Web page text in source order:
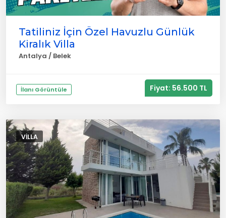
Tatiliniz İçin Özel Havuzlu Günlük
Kiralık Villa
Antalya / Belek
İlanı Görüntüle Fiyat: 56.500 TL
VILLA